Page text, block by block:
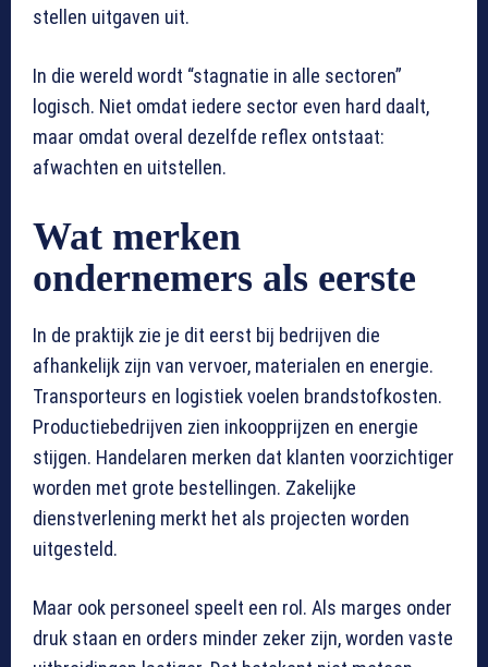
stellen uitgaven uit.
In die wereld wordt “stagnatie in alle sectoren”
logisch. Niet omdat iedere sector even hard daalt,
maar omdat overal dezelfde reflex ontstaat:
afwachten en uitstellen.
Wat merken
ondernemers als eerste
In de praktijk zie je dit eerst bij bedrijven die
afhankelijk zijn van vervoer, materialen en energie.
Transporteurs en logistiek voelen brandstofkosten.
Productiebedrijven zien inkoopprijzen en energie
stijgen. Handelaren merken dat klanten voorzichtiger
worden met grote bestellingen. Zakelijke
dienstverlening merkt het als projecten worden
uitgesteld.
Maar ook personeel speelt een rol. Als marges onder
druk staan en orders minder zeker zijn, worden vaste